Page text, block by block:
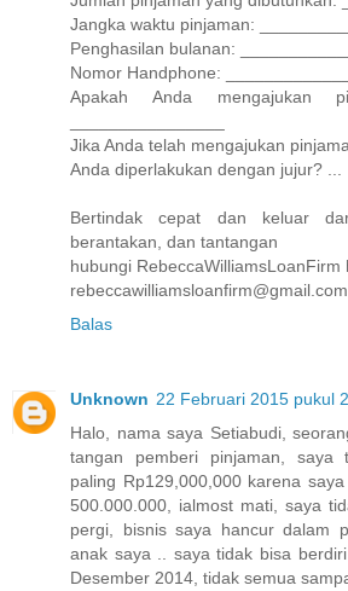
Jangka waktu pinjaman:
Penghasilan bulanan:
Nomor Handphone:
Apakah Anda mengajukan
Jika Anda telah mengajukan
Anda diperlakukan dengan jujur? ...
Bertindak cepat dan keluar
berantakan, dan tantangan
hubungi RebeccaWilliamsLoanFirm
rebeccawilliamsloanfirm@gmail.com
Balas
Unknown 22 Februari 2015 pukul
Halo, nama saya Setiabudi,
tangan pemberi pinjaman, saya
paling Rp129,000,000 karena
500.000.000, ialmost mati, saya
pergi, bisnis saya hancur dalam
anak saya .. saya tidak bisa
Desember 2014, tidak semua